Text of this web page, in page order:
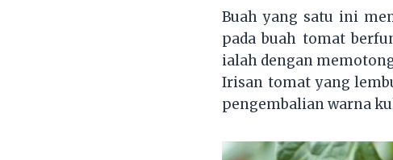
Buah yang satu ini
pada buah tomat
ialah dengan
Irisan tomat yang
pengembalian warna